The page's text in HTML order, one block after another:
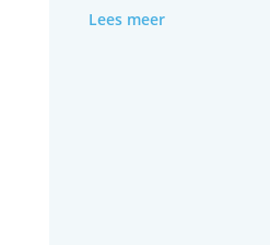
Lees meer